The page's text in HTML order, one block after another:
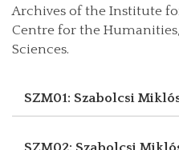
Archives of the Institute
Centre for the
Sciences.
SZM01: Szabolcsi